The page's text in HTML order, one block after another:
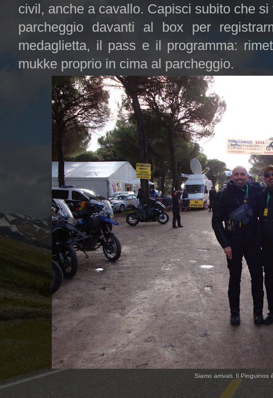
civil, anche a cavallo. Capisci subito che
parcheggio davanti al box per
medaglietta, il pass e il programma:
mukke proprio in cima al parcheggio.
Siamo arrivati. Il Pinguinos